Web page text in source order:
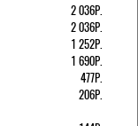
2 036Р.
2 036Р.
1 252Р.
1 690Р.
477Р.
206Р.